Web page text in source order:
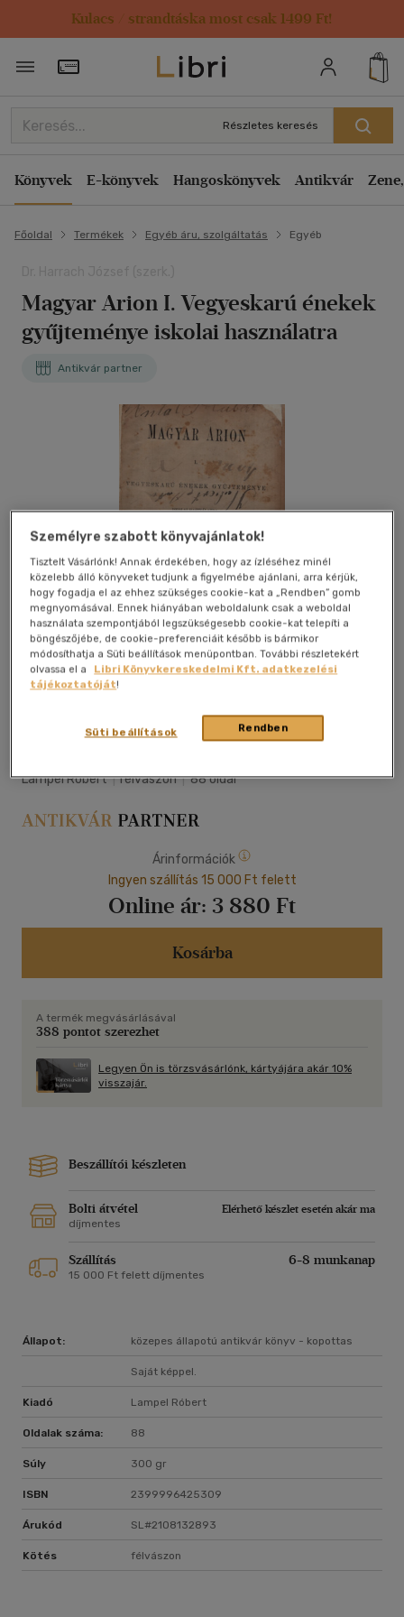
Kulacs / strandtáska most csak 1499 Ft!
Törzsvásárlói Kártya adatai
Részletes keresés
Könyvek E-könyvek Hangoskönyvek Antikvár
Főoldal Termékek Egyéb áru, szolgáltatás Egyéb
Magyar Arion I. Vegyeskarú énekek
gyűjteménye iskolai használatra
Antikvár partner
Megosztom
Lampel Róbert|félvászon|88 oldal
Árinformációk
Ingyen szállítás 15 000 Ft felett
Online ár: 3 880 Ft
Kosárba
A termék megvásárlásával
388 pontot szerezhet
Legyen Ön is törzsvásárlónk, kártyájára akár 10%
visszajár.
Beszállítói készleten
Bolti átvétel
Elérhető készlet esetén akár ma
díjmentes
Szállítás 6-8 munkanap
15 000 Ft felett díjmentes
Állapot: közepes állapotú antikvár könyv - kopottas
Saját képpel.
Kiadó Lampel Róbert
Oldalak száma: 88
Súly 300 gr
ISBN 2399996425309
Árukód SL#2108132893
Kötés félvászon
Személyre szabott könyvajánlatok!
Tisztelt Vásárlónk! Annak érdekében, hogy az ízléséhez minél
közelebb álló könyveket tudjunk a figyelmébe ajánlani, arra kérjük,
hogy fogadja el az ehhez szükséges cookie-kat a „Rendben” gomb
megnyomásával. Ennek hiányában weboldalunk csak a weboldal
használata szempontjából legszükségesebb cookie-kat telepíti a
böngészőjébe, de cookie-preferenciáit később is bármikor
módosíthatja a Süti beállítások menüpontban. További részletekért
olvassa el a
Libri Könyvkereskedelmi Kft. adatkezelési
tájékoztatóját!
Rendben
Süti beállítások